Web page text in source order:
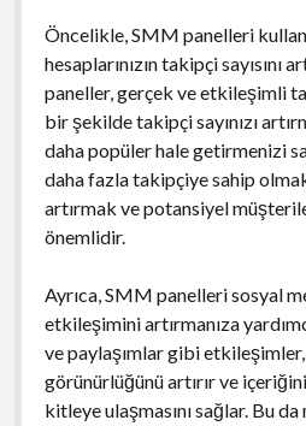
Öncelikle, SMM panelleri
hesaplarınızın takipçi sayısını
paneller, gerçek ve etkileşimli
bir şekilde takipçi sayınızı
daha popüler hale getirmenizi
daha fazla takipçiye sahip
artırmak ve potansiyel
önemlidir.
Ayrıca, SMM panelleri sosyal
etkileşimini artırmanıza
ve paylaşımlar gibi etkileşimler,
görünürlüğünü artırır ve
kitleye ulaşmasını sağlar. Bu